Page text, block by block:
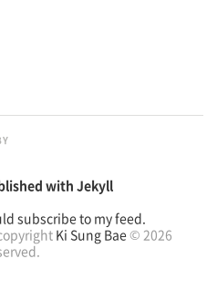
withJekyll
subscribe to my feed.
Ki Sung Bae© 2026